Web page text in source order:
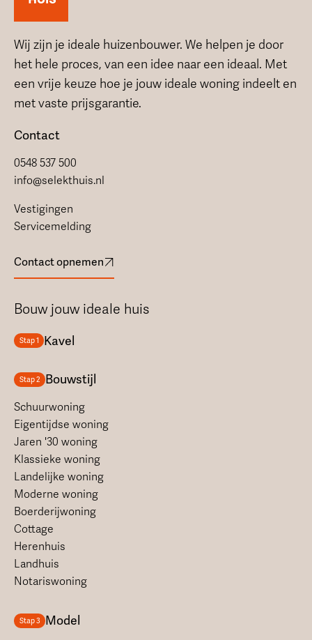
Wij zijn je ideale huizenbouwer. We helpen je door
het hele proces, van een idee naar een ideaal. Met
een vrije keuze hoe je jouw ideale woning indeelt en
met vaste prijsgarantie.
Contact
0548 537 500
info@selekthuis.nl
Vestigingen
Servicemelding
Contact opnemen
Bouw jouw ideale huis
Stap 1 Kavel
Stap 2 Bouwstijl
Schuurwoning
Eigentijdse woning
Jaren '30 woning
Klassieke woning
Landelijke woning
Moderne woning
Boerderijwoning
Cottage
Herenhuis
Landhuis
Notariswoning
Stap 3 Model